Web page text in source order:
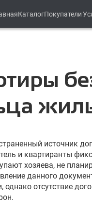
КаталогПокупатели
источник
и квартиранты
хозяева, не
данного
отсутствие